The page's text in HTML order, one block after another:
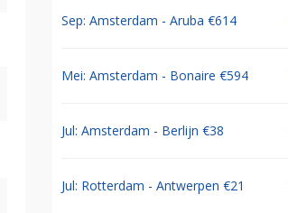
Sep: Amsterdam - Aruba €614
Mei: Amsterdam - Bonaire €594
Jul: Amsterdam - Berlijn €38
Jul: Rotterdam - Antwerpen €21